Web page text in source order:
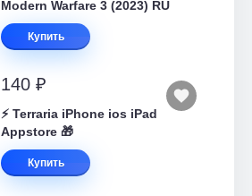
Modern Warfare 3 (2023) RU
Купить
140 ₽
⚡️ Terraria iPhone ios iPad
Appstore 🎁
Купить